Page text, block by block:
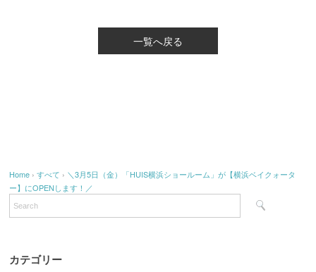
一覧へ戻る
Home ›すべて › ＼3月5日（金）「HUIS横浜ショールーム」が【横浜ベイクォータ
ー】にOPENします！／
カテゴリー